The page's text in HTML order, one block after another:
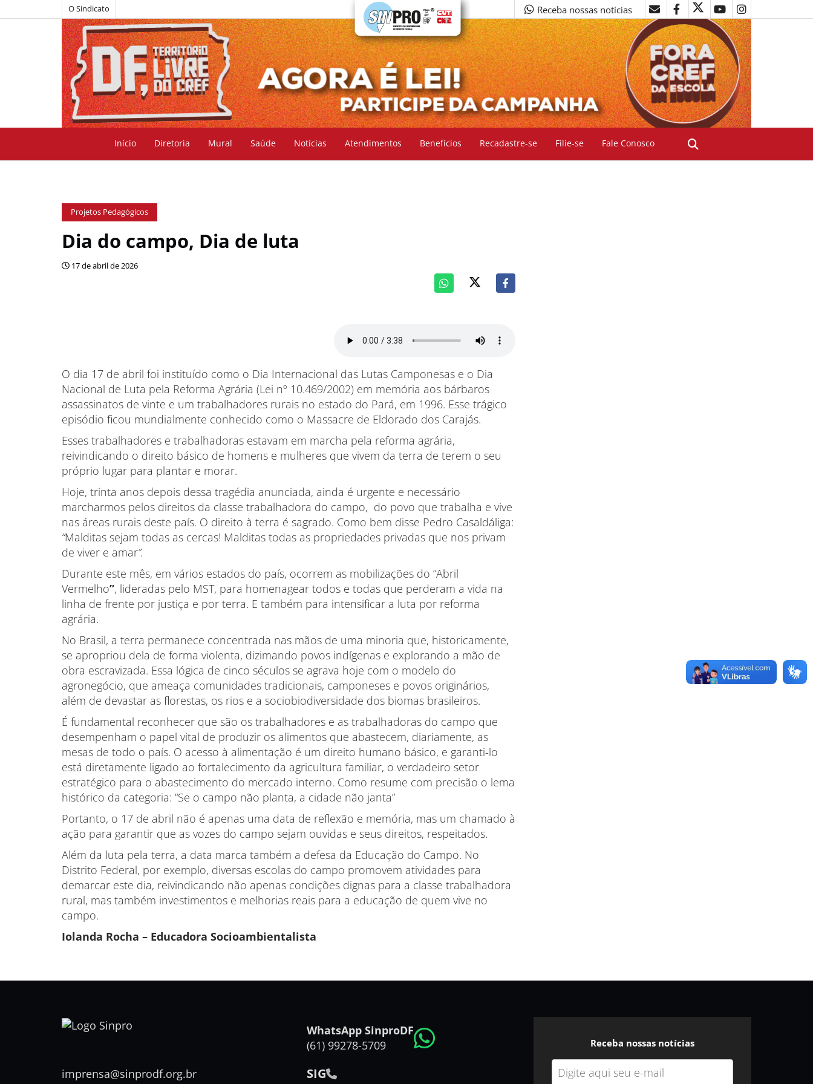
O Sindicato Receba nossas notícias
Início Diretoria Mural Saúde Notícias Atendimentos Benefícios Recadastre-se Filie-se Fale Conosco
Projetos Pedagógicos
Dia do campo, Dia de luta
17 de abril de 2026
O dia 17 de abril foi instituído como o Dia Internacional das Lutas Camponesas e o Dia
Nacional de Luta pela Reforma Agrária (Lei nº 10.469/2002) em memória aos bárbaros
assassinatos de vinte e um trabalhadores rurais no estado do Pará, em 1996. Esse trágico
episódio ficou mundialmente conhecido como o Massacre de Eldorado dos Carajás.
Esses trabalhadores e trabalhadoras estavam em marcha pela reforma agrária,
reivindicando o direito básico de homens e mulheres que vivem da terra de terem o seu
próprio lugar para plantar e morar.
Hoje, trinta anos depois dessa tragédia anunciada, ainda é urgente e necessário
marcharmos pelos direitos da classe trabalhadora do campo, do povo que trabalha e vive
nas áreas rurais deste país. O direito à terra é sagrado. Como bem disse Pedro Casaldáliga:
“Malditas sejam todas as cercas! Malditas todas as propriedades privadas que nos privam
de viver e amar”.
Durante este mês, em vários estados do país, ocorrem as mobilizações do “Abril
Vermelho”, lideradas pelo MST, para homenagear todos e todas que perderam a vida na
linha de frente por justiça e por terra. E também para intensificar a luta por reforma
agrária.
No Brasil, a terra permanece concentrada nas mãos de uma minoria que, historicamente,
se apropriou dela de forma violenta, dizimando povos indígenas e explorando a mão de
obra escravizada. Essa lógica de cinco séculos se agrava hoje com o modelo do
agronegócio, que ameaça comunidades tradicionais, camponeses e povos originários,
além de devastar as florestas, os rios e a sociobiodiversidade dos biomas brasileiros.
É fundamental reconhecer que são os trabalhadores e as trabalhadoras do campo que
desempenham o papel vital de produzir os alimentos que abastecem, diariamente, as
mesas de todo o país. O acesso à alimentação é um direito humano básico, e garanti-lo
está diretamente ligado ao fortalecimento da agricultura familiar, o verdadeiro setor
estratégico para o abastecimento do mercado interno. Como resume com precisão o lema
histórico da categoria: “Se o campo não planta, a cidade não janta”
Portanto, o 17 de abril não é apenas uma data de reflexão e memória, mas um chamado à
ação para garantir que as vozes do campo sejam ouvidas e seus direitos, respeitados.
Além da luta pela terra, a data marca também a defesa da Educação do Campo. No
Distrito Federal, por exemplo, diversas escolas do campo promovem atividades para
demarcar este dia, reivindicando não apenas condições dignas para a classe trabalhadora
rural, mas também investimentos e melhorias reais para a educação de quem vive no
campo.
Iolanda Rocha – Educadora Socioambientalista
imprensa@sinprodf.org.br
WhatsApp SinproDF
(61) 99278-5709
SIG
Receba nossas notícias